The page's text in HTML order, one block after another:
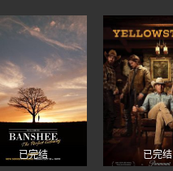
已完结 已完结